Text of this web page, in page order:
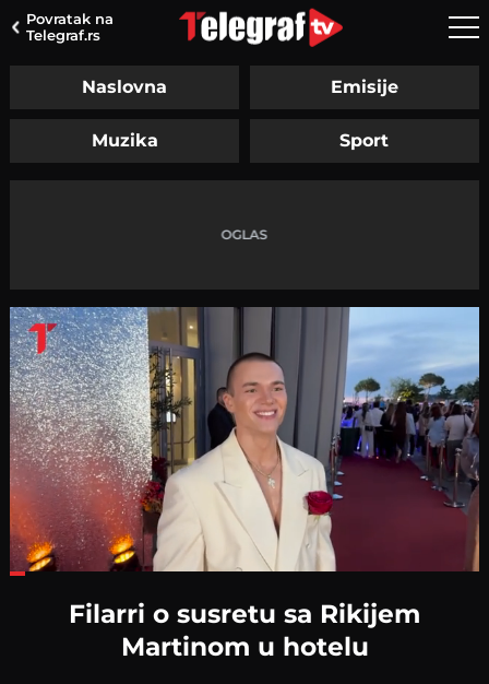
Povratak na
Telegraf.rs
Naslovna Emisije
Muzika Sport
Filarri o susretu sa Rikijem
Martinom u hotelu